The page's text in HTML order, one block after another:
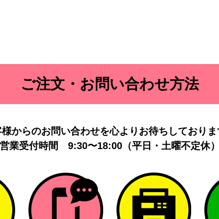
ご注文・お問い合わせ方法
からのお問い合わせを心よりお待ちしており
業受付時間 9:30〜18:00（平日・土曜不定休